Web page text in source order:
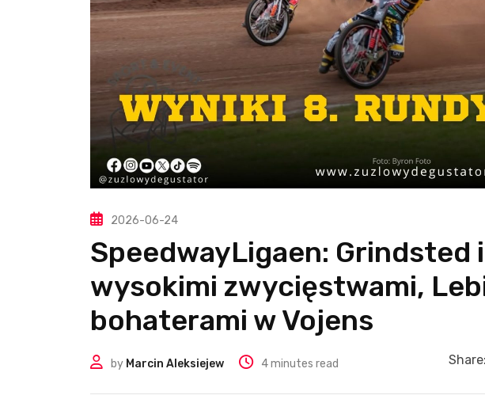
2026-06-24
SpeedwayLigaen: Grindsted
wysokimi zwycięstwami,
bohaterami w Vojens
by Marcin Aleksiejew 4 minutes read Share: